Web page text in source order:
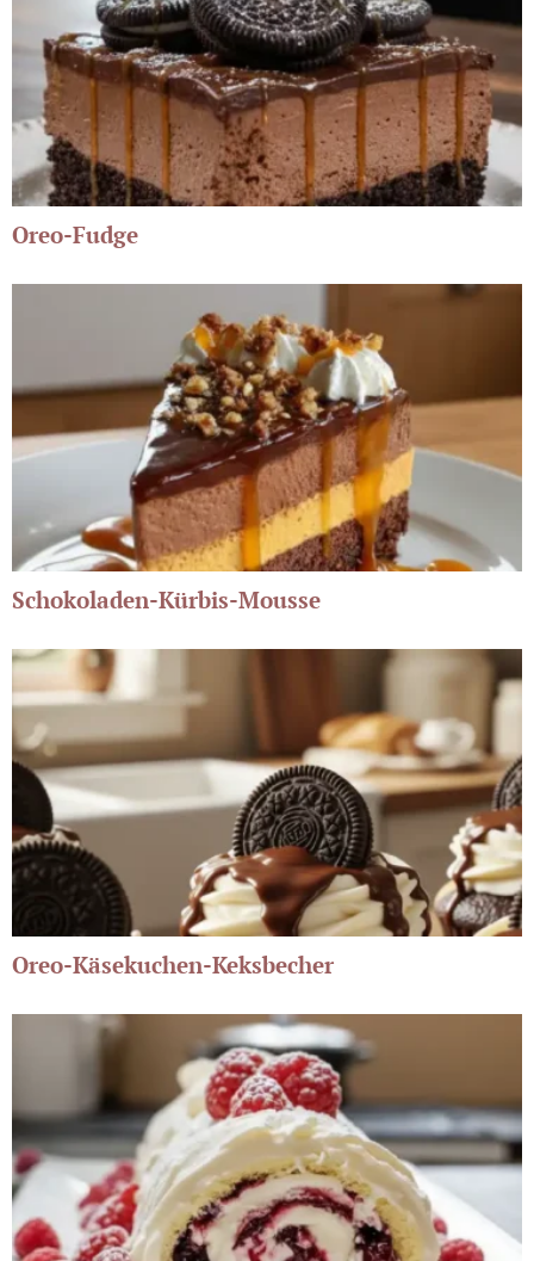
Oreo-Fudge
Schokoladen-Kürbis-Mousse
Oreo-Käsekuchen-Keksbecher